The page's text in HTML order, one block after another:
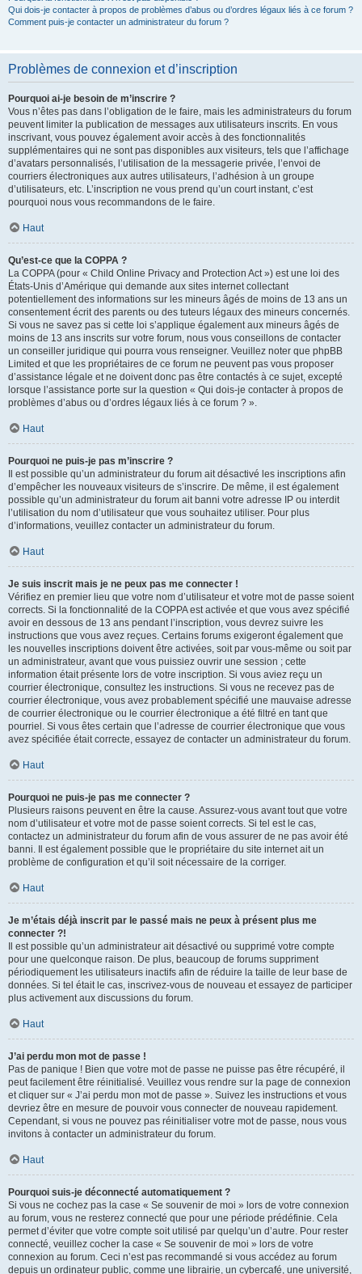
Qui dois-je contacter à propos de problèmes d’abus ou d’ordres légaux liés à ce forum ?
Comment puis-je contacter un administrateur du forum ?
Problèmes de connexion et d’inscription
Pourquoi ai-je besoin de m’inscrire ?
Vous n’êtes pas dans l’obligation de le faire, mais les administrateurs du forum
peuvent limiter la publication de messages aux utilisateurs inscrits. En vous
inscrivant, vous pouvez également avoir accès à des fonctionnalités
supplémentaires qui ne sont pas disponibles aux visiteurs, tels que l’affichage
d’avatars personnalisés, l’utilisation de la messagerie privée, l’envoi de
courriers électroniques aux autres utilisateurs, l’adhésion à un groupe
d’utilisateurs, etc. L’inscription ne vous prend qu’un court instant, c’est
pourquoi nous vous recommandons de le faire.
Haut
Qu’est-ce que la COPPA ?
La COPPA (pour « Child Online Privacy and Protection Act ») est une loi des
États-Unis d’Amérique qui demande aux sites internet collectant
potentiellement des informations sur les mineurs âgés de moins de 13 ans un
consentement écrit des parents ou des tuteurs légaux des mineurs concernés.
Si vous ne savez pas si cette loi s’applique également aux mineurs âgés de
moins de 13 ans inscrits sur votre forum, nous vous conseillons de contacter
un conseiller juridique qui pourra vous renseigner. Veuillez noter que phpBB
Limited et que les propriétaires de ce forum ne peuvent pas vous proposer
d’assistance légale et ne doivent donc pas être contactés à ce sujet, excepté
lorsque l’assistance porte sur la question « Qui dois-je contacter à propos de
problèmes d’abus ou d’ordres légaux liés à ce forum ? ».
Haut
Pourquoi ne puis-je pas m’inscrire ?
Il est possible qu’un administrateur du forum ait désactivé les inscriptions afin
d’empêcher les nouveaux visiteurs de s’inscrire. De même, il est également
possible qu’un administrateur du forum ait banni votre adresse IP ou interdit
l’utilisation du nom d’utilisateur que vous souhaitez utiliser. Pour plus
d’informations, veuillez contacter un administrateur du forum.
Haut
Je suis inscrit mais je ne peux pas me connecter !
Vérifiez en premier lieu que votre nom d’utilisateur et votre mot de passe soient
corrects. Si la fonctionnalité de la COPPA est activée et que vous avez spécifié
avoir en dessous de 13 ans pendant l’inscription, vous devrez suivre les
instructions que vous avez reçues. Certains forums exigeront également que
les nouvelles inscriptions doivent être activées, soit par vous-même ou soit par
un administrateur, avant que vous puissiez ouvrir une session ; cette
information était présente lors de votre inscription. Si vous aviez reçu un
courrier électronique, consultez les instructions. Si vous ne recevez pas de
courrier électronique, vous avez probablement spécifié une mauvaise adresse
de courrier électronique ou le courrier électronique a été filtré en tant que
pourriel. Si vous êtes certain que l’adresse de courrier électronique que vous
avez spécifiée était correcte, essayez de contacter un administrateur du forum.
Haut
Pourquoi ne puis-je pas me connecter ?
Plusieurs raisons peuvent en être la cause. Assurez-vous avant tout que votre
nom d’utilisateur et votre mot de passe soient corrects. Si tel est le cas,
contactez un administrateur du forum afin de vous assurer de ne pas avoir été
banni. Il est également possible que le propriétaire du site internet ait un
problème de configuration et qu’il soit nécessaire de la corriger.
Haut
Je m’étais déjà inscrit par le passé mais ne peux à présent plus me
connecter ?!
Il est possible qu’un administrateur ait désactivé ou supprimé votre compte
pour une quelconque raison. De plus, beaucoup de forums suppriment
périodiquement les utilisateurs inactifs afin de réduire la taille de leur base de
données. Si tel était le cas, inscrivez-vous de nouveau et essayez de participer
plus activement aux discussions du forum.
Haut
J’ai perdu mon mot de passe !
Pas de panique ! Bien que votre mot de passe ne puisse pas être récupéré, il
peut facilement être réinitialisé. Veuillez vous rendre sur la page de connexion
et cliquer sur « J’ai perdu mon mot de passe ». Suivez les instructions et vous
devriez être en mesure de pouvoir vous connecter de nouveau rapidement.
Cependant, si vous ne pouvez pas réinitialiser votre mot de passe, nous vous
invitons à contacter un administrateur du forum.
Haut
Pourquoi suis-je déconnecté automatiquement ?
Si vous ne cochez pas la case « Se souvenir de moi » lors de votre connexion
au forum, vous ne resterez connecté que pour une période prédéfinie. Cela
permet d’éviter que votre compte soit utilisé par quelqu’un d’autre. Pour rester
connecté, veuillez cocher la case « Se souvenir de moi » lors de votre
connexion au forum. Ceci n’est pas recommandé si vous accédez au forum
depuis un ordinateur public, comme une librairie, un cybercafé, une université,